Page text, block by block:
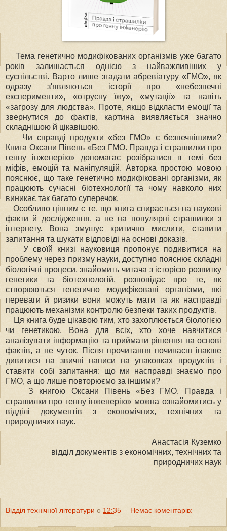
Тема генетично модифікованих організмів уже багато
років залишається однією з найважливіших у
суспільстві. Варто лише згадати абревіатуру «ГМО», як
одразу з'являються історії про «небезпечні
експерименти», «отруєну їжу», «мутації» та навіть
«загрозу для людства». Проте, якщо відкласти емоції та
звернутися до фактів, картина виявляється значно
складнішою й цікавішою.
Чи справді продукти «без ГМО» є безпечнішими?
Книга Оксани Півень «Без ГМО. Правда і страшилки про
генну інженерію» допомагає розібратися в темі без
міфів, емоцій та маніпуляцій. Авторка простою мовою
пояснює, що таке генетично модифіковані організми, як
працюють сучасні біотехнології та чому навколо них
виникає так багато суперечок.
Особливо цінним є те, що книга спирається на наукові
факти й дослідження, а не на популярні страшилки з
інтернету. Вона змушує критично мислити, ставити
запитання та шукати відповіді на основі доказів.
У своїй книзі науковиця пропонує подивитися на
проблему через призму науки, доступно пояснює складні
біологічні процеси, знайомить читача з історією розвитку
генетики та біотехнологій, розповідає про те, як
створюються генетично модифіковані організми, які
переваги й ризики вони можуть мати та як насправді
працюють механізми контролю безпеки таких продуктів.
Ця книга буде цікавою тим, хто захоплюється біологією
чи генетикою. Вона для всіх, хто хоче навчитися
аналізувати інформацію та приймати рішення на основі
фактів, а не чуток. Після прочитання починаєш інакше
дивитися на звичні написи на упаковках продуктів і
ставити собі запитання: що ми насправді знаємо про
ГМО, а що лише повторюємо за іншими?
З книгою Оксани Півень «Без ГМО. Правда і
страшилки про генну інженерію» можна ознайомитись у
відділі документів з економічних, технічних та
природничих наук.
Анастасія Куземко
відділ документів з економічних, технічних та
природничих наук
Відділ технічної літератури о 12:35 Немає коментарів: